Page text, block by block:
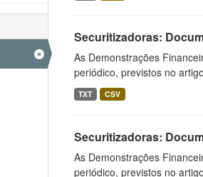
Securitizadoras:
As Demonstrações
periódico, previstos no
TXT CSV
Securitizadoras:
As Demonstrações
periódico, previstos no